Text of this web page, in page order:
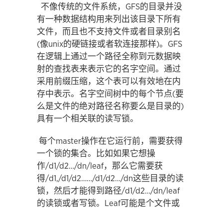
不像传统的文件系统，GFS的目录并没
有一种数据结构用来列出该目录下所有
文件，而且也不支持文件或者目录别名
(像unix的硬链接或者软连接那样)。GFS
在逻辑上通过一个路径全称到元数据映
射的查找表来表示它的名字空间。通过
采用前缀压缩，这个表可以有效地在内
存中表示。名字空间树中的每个节点(要
么是文件的绝对路径名称要么是目录的)
具有一个相关联的读写锁。
每个master操作在它运行前，需要获得
一个锁的集合。比如如果它想操
作/d1/d2…/dn/leaf，那么它需要获
得/d1,/d1/d2……/d1/d2…/dn这些目录的读
锁，然后才能得到路径/d1/d2…/dn/leaf
的读锁或者写锁。Leaf可能是个文件或